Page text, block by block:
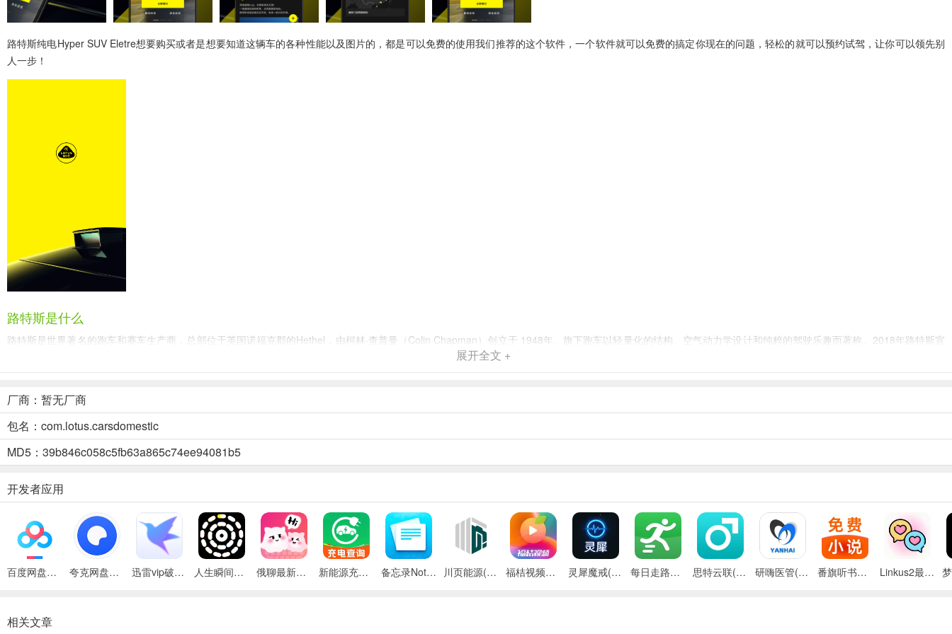
路特斯纯电Hyper SUV Eletre想要购买或者是想要知道这辆车的各种性能以及图片的，都是可以免费的使用我们推荐的这个软件，一个软件就可以免费的搞定你现在的问题，轻松的就可以预约试驾，让你可以领先别
人一步！
路特斯是什么
路特斯是世界著名的跑车和赛车生产商，总部位于英国诺福克郡的Hethel，由柯林·查普曼（Colin Chapman）创立于 1948年。旗下跑车以轻量化的结构、空气动力学设计和纯粹的驾驶乐趣而著称。2018年路特斯宣
1、臻选·购车服务
第一时间获取全系车型最新资讯、核心技术亮点与实用购车指南，轻松选购个性化专属座驾。
2、荟萃·玩车社区
接收官方玩车资讯，通过高质量社区活动以车会友，打造Hyper玩家的全球化社区。
3、驭享·极致驾控
挑战全国各类驾控活动，并在专业团队带领下，体验阶梯式专业操控，让您从入门到精通、从公路到赛道，全都游刃有余。
4、敏行·用车服务
路特斯纯电Hyper SUV Eletre怎么样
展开全文 +
厂商：暂无厂商
包名：com.lotus.carsdomestic
MD5：39b846c058c5fb63a865c74ee94081b5
开发者应用
百度网盘绿色免安装Pc电脑版 夸克网盘官方正式版 迅雷vip破解版永久会员2024版 人生瞬间最新手机版 俄聊最新手机版 新能源充电桩查询(充电桩查询应用) 备忘录Note(多功能记事APP) 川页能源(电池管理应用) 福桔视频最新手机版 灵犀魔戒(运动睡眠管家) 每日走路计步(运动健康记录) 思特云联(视频监控应用) 研嗨医管(医院管理平台) 番旗听书免费畅听(听书软件) Linkus2最新手机版
相关文章